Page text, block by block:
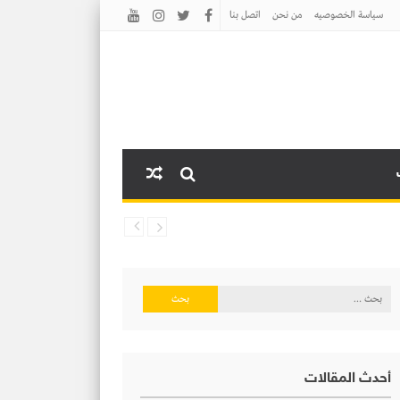
سياسة الخصوصيه من نحن اتصل بنا
البحث
أحدث المقالات